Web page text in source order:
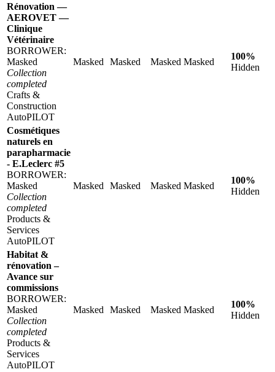
Rénovation —
AEROVET —
Clinique
Vétérinaire
BORROWER:
Masked
Collection
completed
Crafts &
Construction
AutoPILOT
Masked Masked Masked Masked
100%
Hidden
Cosmétiques
naturels en
parapharmacie
- E.Leclerc #5
BORROWER:
Masked
Collection
completed
Products &
Services
AutoPILOT
Masked Masked Masked Masked
100%
Hidden
Habitat &
rénovation –
Avance sur
commissions
BORROWER:
Masked
Collection
completed
Products &
Services
AutoPILOT
Masked Masked Masked Masked
100%
Hidden